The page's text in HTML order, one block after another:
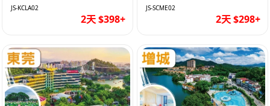
JS-KCLA02
2天 $398+
JS-SCME02
2天 $298+